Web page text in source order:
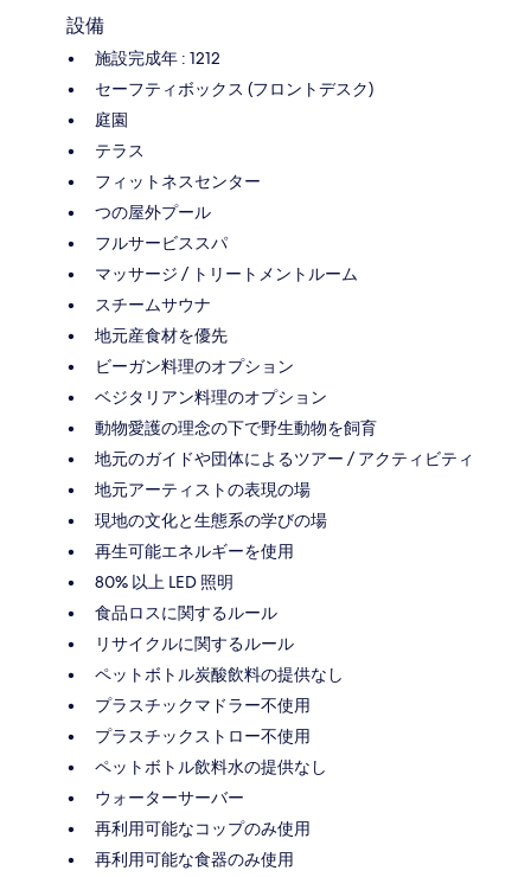
設備
施設完成年 : 1212
セーフティボックス (フロントデスク)
庭園
テラス
フィットネスセンター
つの屋外プール
フルサービススパ
マッサージ / トリートメントルーム
スチームサウナ
地元産食材を優先
ビーガン料理のオプション
ベジタリアン料理のオプション
動物愛護の理念の下で野生動物を飼育
地元のガイドや団体によるツアー / アクティビティ
地元アーティストの表現の場
現地の文化と生態系の学びの場
再生可能エネルギーを使用
80% 以上 LED 照明
食品ロスに関するルール
リサイクルに関するルール
ペットボトル炭酸飲料の提供なし
プラスチックマドラー不使用
プラスチックストロー不使用
ペットボトル飲料水の提供なし
ウォーターサーバー
再利用可能なコップのみ使用
再利用可能な食器のみ使用